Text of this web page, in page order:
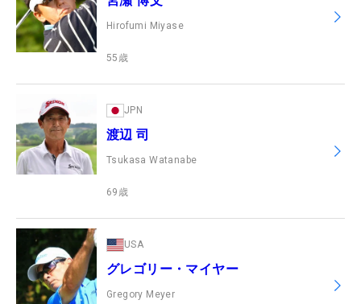
Hirofumi Miyase
55 歳
JPN
渡辺 司
Tsukasa Watanabe
69 歳
USA
グレゴリー・マイヤー
Gregory Meyer